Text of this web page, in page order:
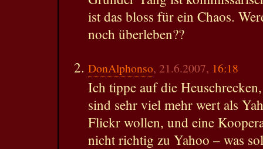
ist das bloss für ein Chaos.
noch überleben??
DonAlphonso, 21.6.2007, 16:18
Ich tippe auf die
sind sehr viel mehr wert als
Flickr wollen, und eine
nicht richtig zu Yahoo – was